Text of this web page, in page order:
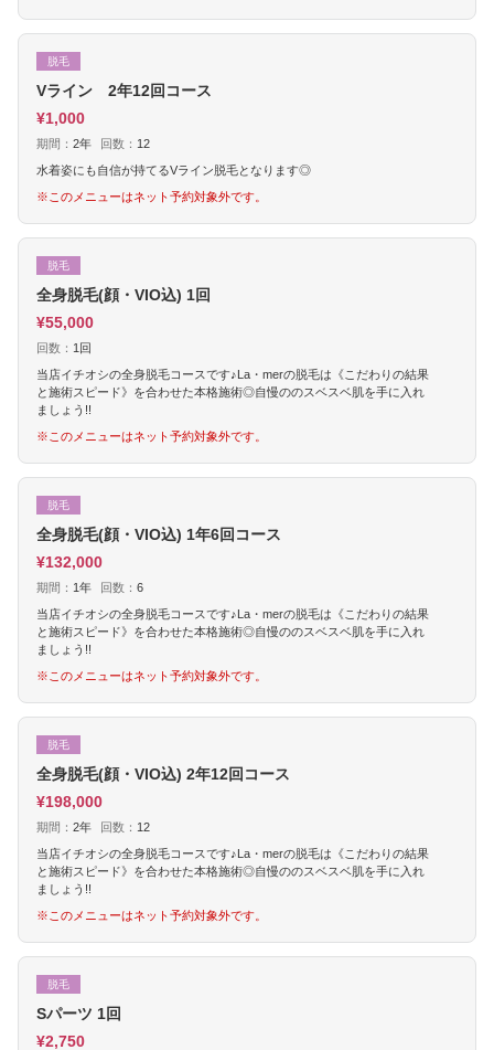
脱毛
Vライン 2年12回コース
¥1,000
期間： 2年 回数： 12
水着姿にも自信が持てるVライン脱毛となります◎
※このメニューはネット予約対象外です。
脱毛
全身脱毛(顔・VIO込) 1回
¥55,000
回数： 1回
当店イチオシの全身脱毛コースです♪La・merの脱毛は《こだわりの結果
と施術スピード》を合わせた本格施術◎自慢ののスベスベ肌を手に入れ
ましょう!!
※このメニューはネット予約対象外です。
脱毛
全身脱毛(顔・VIO込) 1年6回コース
¥132,000
期間： 1年 回数： 6
当店イチオシの全身脱毛コースです♪La・merの脱毛は《こだわりの結果
と施術スピード》を合わせた本格施術◎自慢ののスベスベ肌を手に入れ
ましょう!!
※このメニューはネット予約対象外です。
脱毛
全身脱毛(顔・VIO込) 2年12回コース
¥198,000
期間： 2年 回数： 12
当店イチオシの全身脱毛コースです♪La・merの脱毛は《こだわりの結果
と施術スピード》を合わせた本格施術◎自慢ののスベスベ肌を手に入れ
ましょう!!
※このメニューはネット予約対象外です。
脱毛
Sパーツ 1回
¥2,750